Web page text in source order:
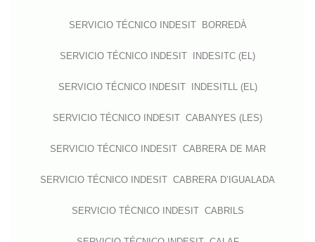
SERVICIO TÉCNICO INDESIT BORREDÀ
SERVICIO TÉCNICO INDESIT INDESITC (EL)
SERVICIO TÉCNICO INDESIT INDESITLL (EL)
SERVICIO TÉCNICO INDESIT CABANYES (LES)
SERVICIO TÉCNICO INDESIT CABRERA DE MAR
SERVICIO TÉCNICO INDESIT CABRERA D’IGUALADA
SERVICIO TÉCNICO INDESIT CABRILS